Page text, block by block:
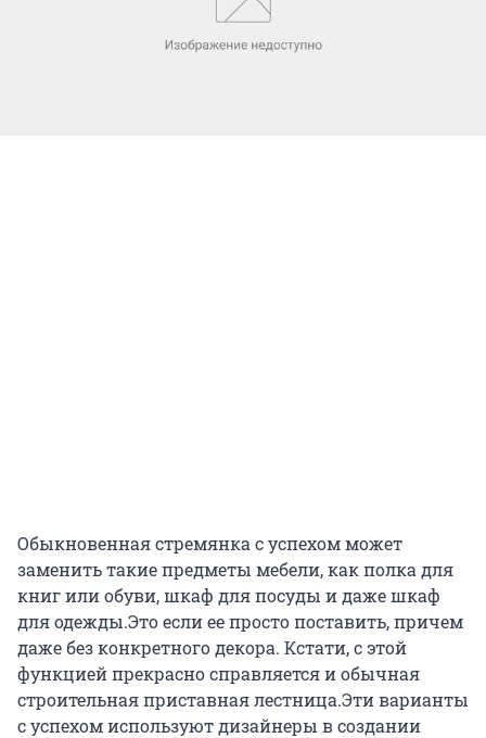
Обыкновенная стремянка с успехом может
заменить такие предметы мебели, как полка для
книг или обуви, шкаф для посуды и даже шкаф
для одежды.Это если ее просто поставить, причем
даже без конкретного декора. Кстати, с этой
функцией прекрасно справляется и обычная
строительная приставная лестница.Эти варианты
с успехом используют дизайнеры в создании